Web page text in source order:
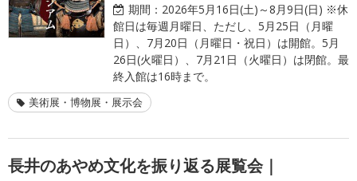
期間： 2026年5月16日(土)～8月9日(日) ※休
館日は毎週月曜日、ただし、5月25日（月曜
日）、7月20日（月曜日・祝日）は開館。5月
26日(火曜日）、7月21日（火曜日）は閉館。最
終入館は16時まで。
美術展・博物展・展示会
長井のあやめ文化を振り返る展覧会｜